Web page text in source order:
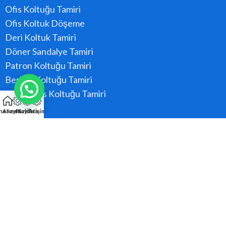
Ofis Koltuğu Tamiri
Ofis Koltuk Döşeme
Deri Koltuk Tamiri
Döner Sandalye Tamiri
Patron Koltuğu Tamiri
Berber Koltuğu Tamiri
Konferans Koltuğu Tamiri
Sayfa
Arıza Kaydı
Hızlı Ara
İletişim